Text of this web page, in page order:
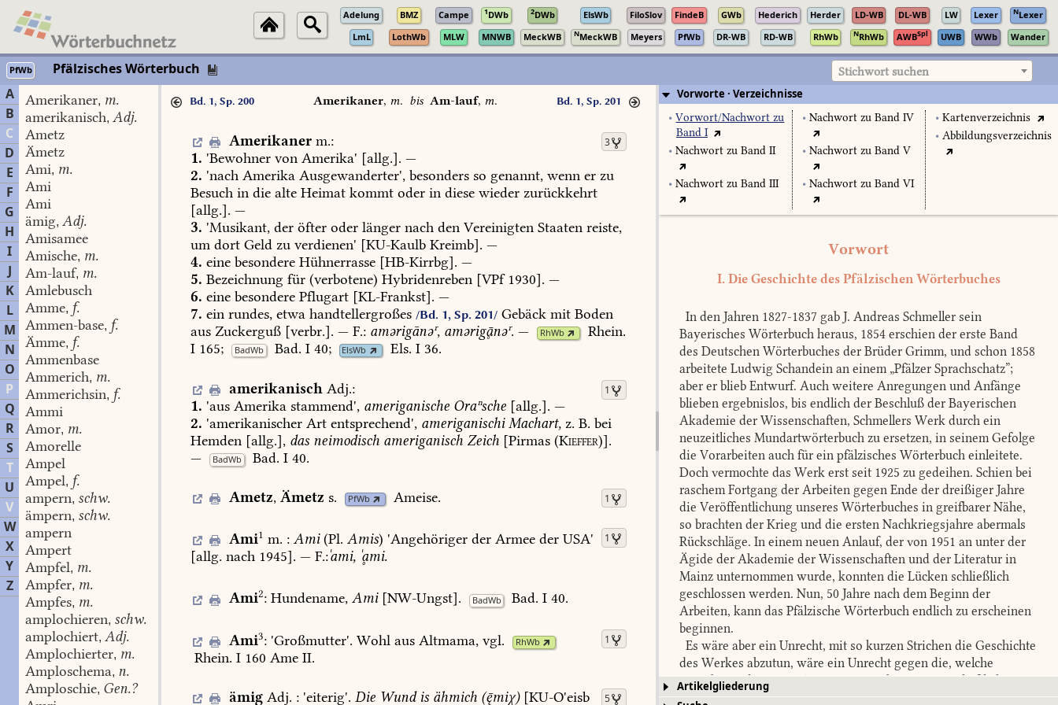
Adelung BMZ Campe 1DWb 2DWb ElsWb FiloSlov FindeB GWb Hederich Herder LD-WB DL-WB LW Lexer NLexer
LmL
LothWb MLW MNWB MeckWB NMeckWB Meyers PfWb DR-WB RD-WB RhWb NRhWb AWBSpl UWB WWb Wander
PfWb Pfälzisches Wörterbuch Stichwort suchen
A
B
C
D
E
F
G
H
I
J
K
L
M
N
O
P
Q
R
S
T
U
V
W
X
Y
Z
Amerikaner, m.
amerikanisch, Adj.
Ametz
Ämetz
Ami, m.
Ami
Ami
ämig, Adj.
Amisamee
Amische, m.
Am-lauf, m.
Amlebusch
Amme, f.
Ammen-base, f.
Ämme, f.
Ammenbase
Ammerich, m.
Ammerichsin, f.
Ammi
Amor, m.
Amorelle
Ampel
Ampel, f.
ampern, schw.
ämpern, schw.
ampern
Ampert
Ampfel, m.
Ampfer, m.
Ampfes, m.
amplochieren, schw.
amplochiert, Adj.
Amplochierter, m.
Amploschema, n.
Amploschie, Gen.?
Bd. 1, Sp. 200 Amerikaner, m. bis Am-lauf, m. Bd. 1, Sp. 201
3
Amerikaner m.:
1. 'Bewohner von Amerika' [allg.]. —
2. 'nach Amerika Ausgewanderter', besonders so genannt, wenn er zu
Besuch in die alte Heimat kommt oder in diese wieder zurückkehrt
[allg.]. —
3. 'Musikant, der öfter oder länger nach den Vereinigten Staaten reiste,
um dort Geld zu verdienen' [KU-Kaulb Kreimb]. —
4. eine besondere Hühnerrasse [HB-Kirrbg]. —
5. Bezeichnung für (verbotene) Hybridenreben [VPf1930]. —
6. eine besondere Pflugart [KL-Frankst]. —
7. ein rundes, etwa handtellergroßes /Bd. 1, Sp. 201/ Gebäck mit Boden
aus Zuckerguß [verbr.]. — F.: amərigānəʳ, amərignəʳ. — RhWb
Rhein.
I 165; BadWb Bad. I40; ElsWb Els. I36.
1
amerikanisch Adj.:
1. 'aus Amerika stammend', ameriganische Oraⁿsche [allg.]. —
2. 'amerikanischer Art entsprechend', ameriganischiMachart, z. B. bei
Hemden [allg.], das neimodisch ameriganisch Zeich [Pirmas (Kieffer)].
—
BadWb Bad. I40.
1
Ametz, Ämetz s. PfWb Ameise.
1
Ami1 m. : Ami(Pl. Amis) 'AngehörigerderArmeederUSA'
[allg. nach 1945]. — F.:ˈami, ˈḁmi.
Ami2:Hundename, Ami[NW-Ungst]. BadWb Bad. I 40.
1
Ami3:'Großmutter'. Wohlaus Altmama,vgl. RhWb
Rhein. I 160 Ame II.
5
ämig Adj. :'eiterig'. DieWundisähmich(miχ)[KU-O'eisb
Vorworte · Verzeichnisse
• Vorwort/Nachwort zu
Band I
• Nachwort zu Band II
• Nachwort zu Band III
• Nachwort zu Band IV
• Nachwort zu Band V
• Nachwort zu Band VI
• Kartenverzeichnis
• Abbildungsverzeichnis
Vorwort
I. Die Geschichte des Pfälzischen Wörterbuches
In den Jahren 1827-1837 gab J. Andreas Schmeller sein
Bayerisches Wörterbuch heraus, 1854 erschien der erste Band
des Deutschen Wörterbuches der Brüder Grimm, und schon 1858
arbeitete Ludwig Schandein an einem „Pfälzer Sprachschatz”;
aber er blieb Entwurf. Auch weitere Anregungen und Anfänge
blieben ergebnislos, bis endlich der Beschluß der Bayerischen
Akademie der Wissenschaften, Schmellers Werk durch ein
neuzeitliches Mundartwörterbuch zu ersetzen, in seinem Gefolge
die Vorarbeiten auch für ein pfälzisches Wörterbuch einleitete.
Doch vermochte das Werk erst seit 1925 zu gedeihen. Schien bei
raschem Fortgang der Arbeiten gegen Ende der dreißiger Jahre
die Veröffentlichung unseres Wörterbuches in greifbarer Nähe,
so brachten der Krieg und die ersten Nachkriegsjahre abermals
Rückschläge. In einem neuen Anlauf, der von 1951 an unter der
Ägide der Akademie der Wissenschaften und der Literatur in
Mainz unternommen wurde, konnten die Lücken schließlich
geschlossen werden. Nun, 50 Jahre nach dem Beginn der
Arbeiten, kann das Pfälzische Wörterbuch endlich zu erscheinen
beginnen.
Es wäre aber ein Unrecht, mit so kurzen Strichen die Geschichte
des Werkes abzutun, wäre ein Unrecht gegen die, welche
Vorarbeiten leisteten, Anregungen gaben, wissenschaftliche
Grundlagen schufen, und erst recht gegen die früheren und
Artikelgliederung